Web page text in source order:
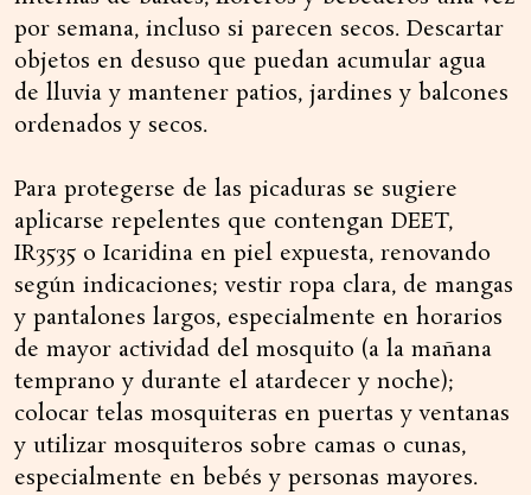
por semana, incluso si parecen secos. Descartar
objetos en desuso que puedan acumular agua
de lluvia y mantener patios, jardines y balcones
ordenados y secos.
Para protegerse de las picaduras se sugiere
aplicarse repelentes que contengan DEET,
IR3535 o Icaridina en piel expuesta, renovando
según indicaciones; vestir ropa clara, de mangas
y pantalones largos, especialmente en horarios
de mayor actividad del mosquito (a la mañana
temprano y durante el atardecer y noche);
colocar telas mosquiteras en puertas y ventanas
y utilizar mosquiteros sobre camas o cunas,
especialmente en bebés y personas mayores.